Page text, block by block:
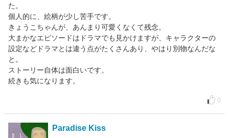
た。
個人的に、絵柄が少し苦手です。
きょうこちゃんが、あんまり可愛くなくて残念。
大まかなエピソードはドラマでも見かけますが、キャラクターの
設定などドラマとは違う点がたくさんあり、やはり別物なんだな
と。
ストーリー自体は面白いです。
続きも気になります。
0
Paradise Kiss